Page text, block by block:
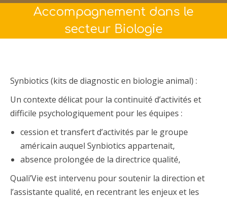
Accompagnement dans le
secteur Biologie
Synbiotics (kits de diagnostic en biologie animal) :
Un contexte délicat pour la continuité d’activités et
difficile psychologiquement pour les équipes :
cession et transfert d’activités par le groupe
américain auquel Synbiotics appartenait,
absence prolongée de la directrice qualité,
Quali’Vie est intervenu pour soutenir la direction et
l’assistante qualité, en recentrant les enjeux et les